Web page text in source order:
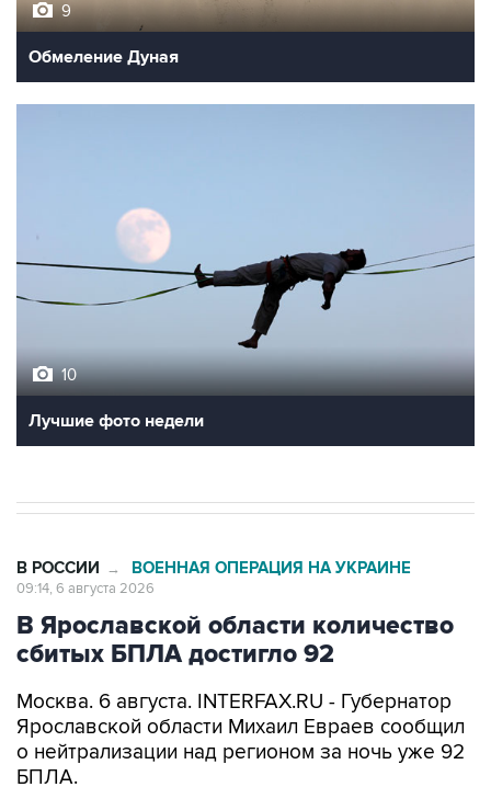
9
Обмеление Дуная
10
Лучшие фото недели
В РОССИИ → ВОЕННАЯ ОПЕРАЦИЯ НА УКРАИНЕ
09:14, 6 августа 2026
В Ярославской области количество
сбитых БПЛА достигло 92
Москва. 6 августа. INTERFAX.RU - Губернатор
Ярославской области Михаил Евраев сообщил
о нейтрализации над регионом за ночь уже 92
БПЛА.